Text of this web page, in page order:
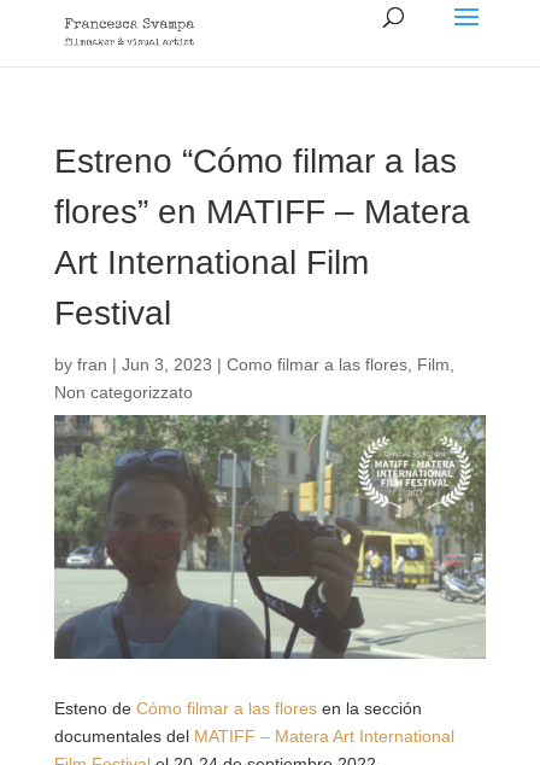
Estreno “Cómo filmar a las
flores” en MATIFF – Matera
Art International Film
Festival
by fran | Jun 3, 2023 | Como filmar a las flores, Film
Non categorizzato
Esteno de Cómo filmar a las floresen la sección
documentales del MATIFF – Matera Art International